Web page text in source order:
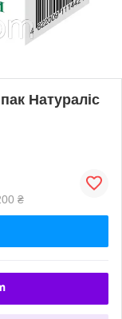
Натураліс
₴